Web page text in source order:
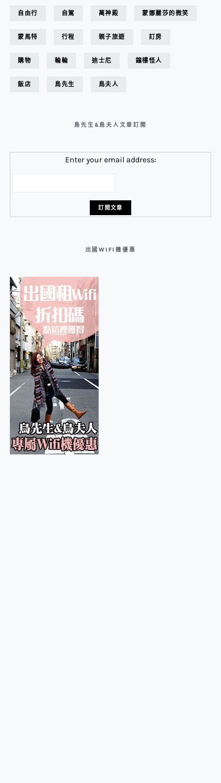
自由行 自駕 萬神殿 蒙娜麗莎的微笑
蒙馬特 行程 親子旅遊 訂房
購物 輪輪 迪士尼 鐘樓怪人
飯店 鳥先生 鳥夫人
鳥先生&鳥夫人文章訂閱
Enter your email address:
出國WIFI機優惠